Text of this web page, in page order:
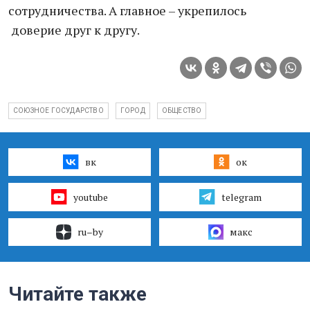
сотрудничества. А главное – укрепилось
доверие друг к другу.
СОЮЗНОЕ ГОСУДАРСТВО ГОРОД ОБЩЕСТВО
вк ок
youtube telegram
ru–by макс
Читайте также